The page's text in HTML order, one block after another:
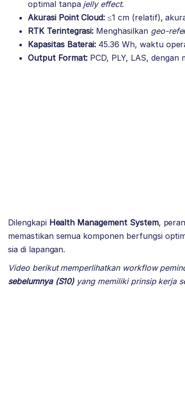
optimal tanpa jelly effect.
Akurasi Point Cloud: ≤1 cm (relatif),
RTK Terintegrasi: Menghasilkan geo-
Kapasitas Baterai: 45.36 Wh, waktu
Output Format: PCD, PLY, LAS,
Dilengkapi Health Management System,
memastikan semua komponen berfungsi
sia di lapangan.
Video berikut memperlihatkan workflow
sebelumnya (S10)yang memiliki prinsip kerja